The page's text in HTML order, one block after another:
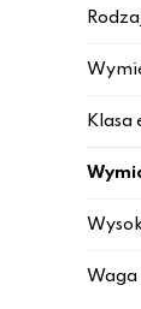
Klasa
Waga